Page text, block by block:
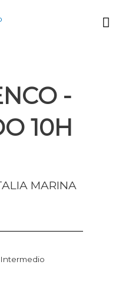
-
10H
MARINA
Intermedio